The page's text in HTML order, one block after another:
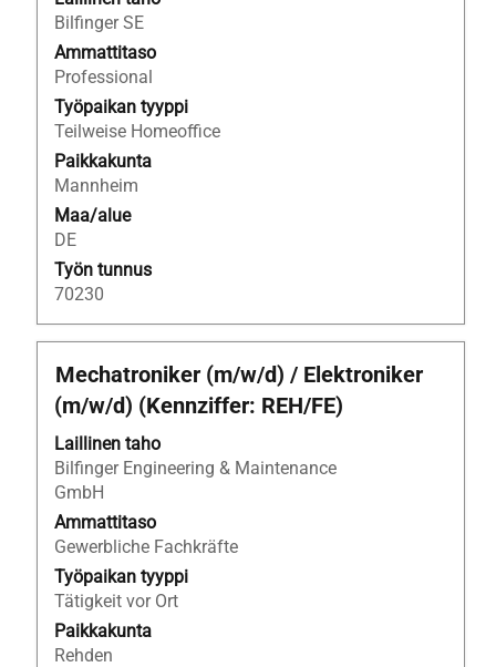
Bilfinger SE
Ammattitaso
Professional
Työpaikan tyyppi
Teilweise Homeoffice
Paikkakunta
Mannheim
Maa/alue
DE
Työn tunnus
70230
nähdä
työpaikan
kaikki
tiedot.
Ammattinimike
Mechatroniker (m/w/d) / Elektroniker
(m/w/d) (Kennziffer: REH/FE)
Laillinen taho
Bilfinger Engineering & Maintenance
GmbH
Ammattitaso
Gewerbliche Fachkräfte
Työpaikan tyyppi
Tätigkeit vor Ort
Paikkakunta
Rehden
Valitse
välilyöntinäppäimellä,
jos
haluat
nähdä
työpaikan
kaikki
tiedot.